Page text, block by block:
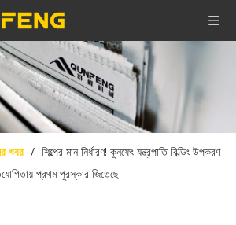
খবর / শিল্পের মান নির্ধারণ! কুনফেং যন্ত্রপাতি বিল্ডিং উপকরণ
প্রথম পুরস্কার জিতেছে